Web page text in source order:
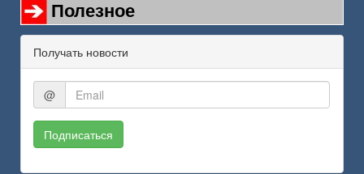
Полезное
Получать новости
@
Подписаться